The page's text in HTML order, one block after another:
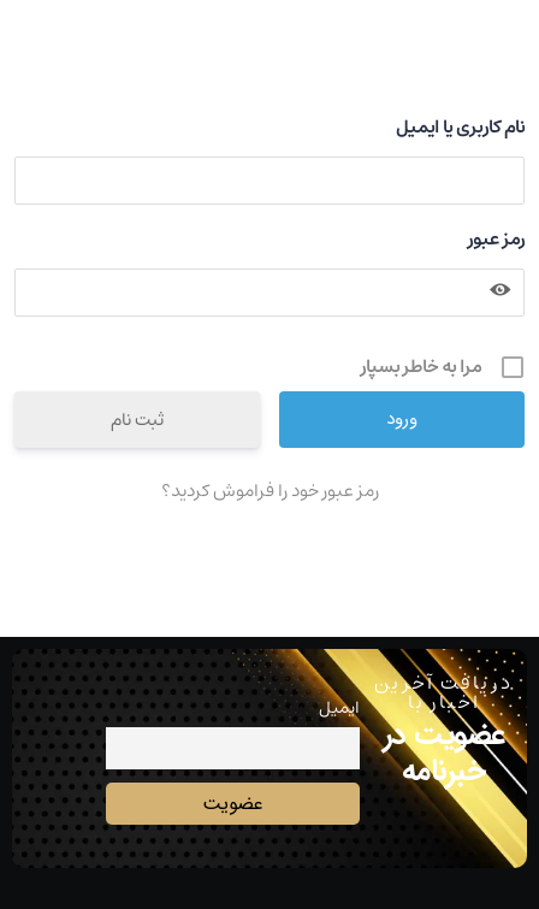
نام کاربری یا ایمیل
رمز عبور
مرا به خاطر بسپار
ثبت نام
رمز عبور خود را فراموش کردید؟
دریافت آخرین
اخبار با
عضویت در
خبرنامه
ایمیل